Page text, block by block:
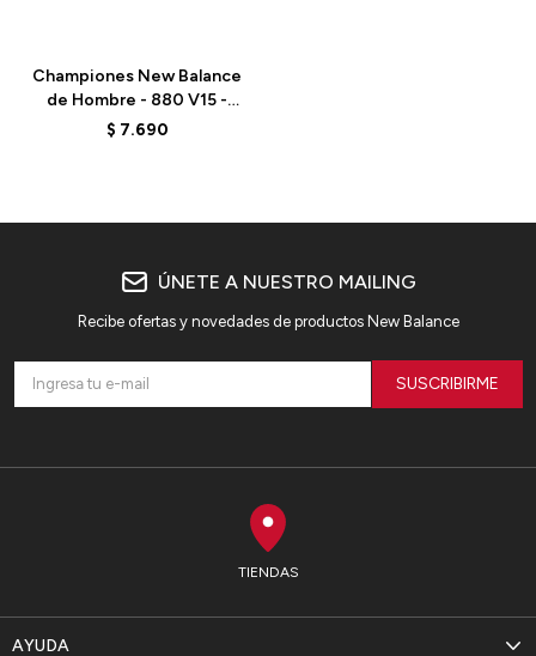
Championes New Balance
de Hombre - 880 V15 -
M880B15 - ELD
$ 7.690
TIENDAS
AYUDA
ÚNETE A NUESTRO MAILING
Recibe ofertas y novedades de productos New Balance
SUSCRIBIRME